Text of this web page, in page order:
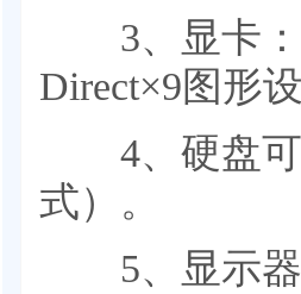
3、显卡：
Direct×9图形设
4、硬盘可
式）。
5、显示器